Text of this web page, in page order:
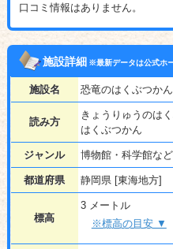
口コミ情報はありません。
施設詳細
※最新データは公式ホ
施設名 恐竜のはくぶつか
読み方
きょうりゅうのは
はくぶつかん
ジャンル 博物館・科学館など
都道府県 静岡県 [東海地方]
標高
3 メートル
※標高の目安 ▼